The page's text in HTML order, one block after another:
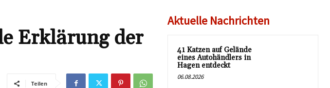
Erklärung der
Teilen
Aktuelle Nachrichten
41 Katzen auf Gelände
eines Autohändlers in
Hagen entdeckt
06.08.2026